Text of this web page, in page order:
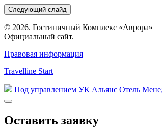
Следующий слайд
© 2026. Гостиничный Комплекс «Аврора»
Официальный сайт.
Правовая информация
Travelline Start
Под управлением УК Альянс Отель
Оставить заявку